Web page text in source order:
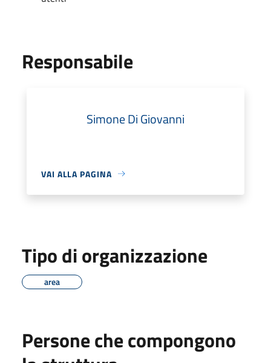
Responsabile
Simone Di Giovanni
VAI ALLA PAGINA
Tipo di organizzazione
area
Persone che compongono